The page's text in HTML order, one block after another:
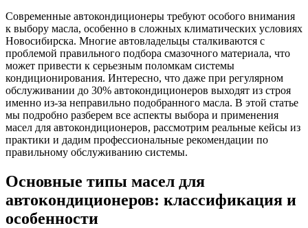
Современные автокондиционеры требуют особого внимания
к выбору масла, особенно в сложных климатических условиях
Новосибирска. Многие автовладельцы сталкиваются с
проблемой правильного подбора смазочного материала, что
может привести к серьезным поломкам системы
кондиционирования. Интересно, что даже при регулярном
обслуживании до 30% автокондиционеров выходят из строя
именно из-за неправильно подобранного масла. В этой статье
мы подробно разберем все аспекты выбора и применения
масел для автокондиционеров, рассмотрим реальные кейсы из
практики и дадим профессиональные рекомендации по
правильному обслуживанию системы.
Основные типы масел для
автокондиционеров: классификация и
особенности